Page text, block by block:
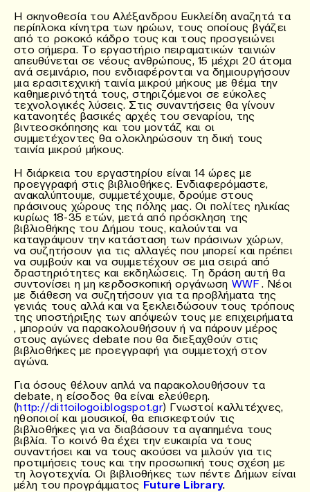
Η σκηνοθεσία του Αλέξανδρου Ευκλείδη αναζητά τα
περίπλοκα κίνητρα των ηρώων, τους οποίους βγάζει
από το ροκοκό κάδρο τους και τους προσγειώνει
στο σήμερα. Το εργαστήριο πειραματικών ταινιών
απευθύνεται σε νέους ανθρώπους, 15 μέχρι 20 άτομα
ανά σεμινάριο, που ενδιαφέρονται να δημιουργήσουν
μια ερασιτεχνική ταινία μικρού μήκους με θέμα την
καθημερινότητά τους, στηριζόμενοι σε εύκολες
τεχνολογικές λύσεις. Στις συναντήσεις θα γίνουν
κατανοητές βασικές αρχές του σεναρίου, της
βιντεοσκόπησης και του μοντάζ και οι
συμμετέχοντες θα ολοκληρώσουν τη δική τους
ταινία μικρού μήκους.
Η διάρκεια του εργαστηρίου είναι 14 ώρες με
προεγγραφή στις βιβλιοθήκες. Ενδιαφερόμαστε,
ανακαλύπτουμε, συμμετέχουμε, δρούμε στους
πράσινους χώρους της πόλης μας. Οι πολίτες ηλικίας
κυρίως 18-35 ετών, μετά από πρόσκληση της
βιβλιοθήκης του Δήμου τους, καλούνται να
καταγράψουν την κατάσταση των πράσινων χώρων,
να συζητήσουν για τις αλλαγές που μπορεί και πρέπει
να συμβούν και να συμμετέχουν σε μια σειρά από
δραστηριότητες και εκδηλώσεις. Τη δράση αυτή θα
συντονίσει η μη κερδοσκοπική οργάνωση WWF. Νέοι
με διάθεση να συζητήσουν για τα προβλήματα της
γενιάς τους αλλά και να ξεκλειδώσουν τους τρόπους
της υποστήριξης των απόψεών τους με επιχειρήματα
, μπορούν να παρακολουθήσουν ή να πάρουν μέρος
στους αγώνες debate που θα διεξαχθούν στις
βιβλιοθήκες με προεγγραφή για συμμετοχή στον
αγώνα.
Για όσους θέλουν απλά να παρακολουθήσουν τα
debate, η είσοδος θα είναι ελεύθερη.
(http://dittoilogoi.blogspot.gr) Γνωστοί καλλιτέχνες,
ηθοποιοί και μουσικοί, θα επισκεφτούν τις
βιβλιοθήκες για να διαβάσουν τα αγαπημένα τους
βιβλία. Το κοινό θα έχει την ευκαιρία να τους
συναντήσει και να τους ακούσει να μιλούν για τις
προτιμήσεις τους και την προσωπική τους σχέση με
τη λογοτεχνία. Οι βιβλιοθήκες των πέντε Δήμων είναι
μέλη του προγράμματος Future Library.